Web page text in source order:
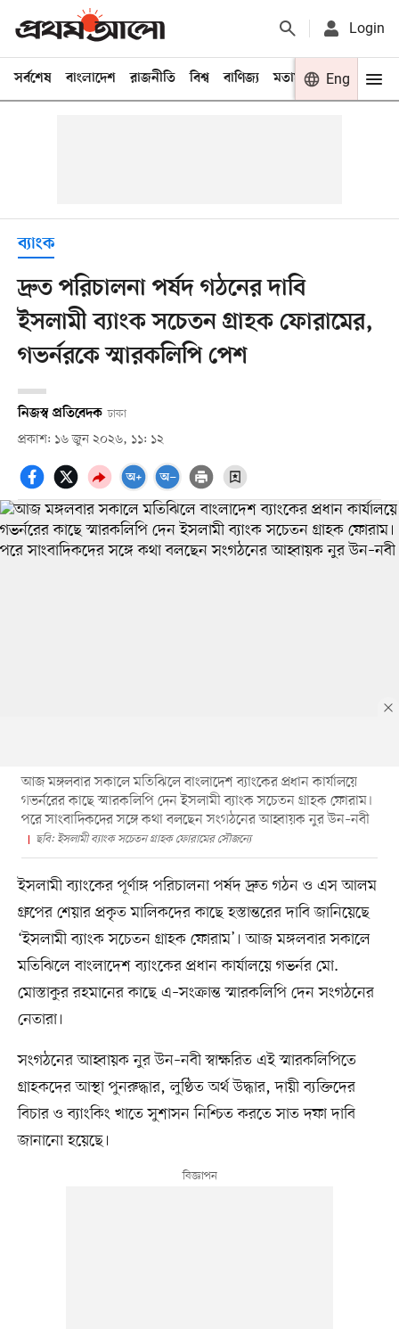
Login
সর্বশেষ বাংলাদেশ রাজনীতি বিশ্ব বাণিজ্য মতামত খেলা
Eng
ব্যাংক
দ্রুত পরিচালনা পর্ষদ গঠনের দাবি
ইসলামী ব্যাংক সচেতন গ্রাহক ফোরামের,
গভর্নরকে স্মারকলিপি পেশ
নিজস্ব প্রতিবেদক ঢাকা
প্রকাশ: ১৬ জুন ২০২৬, ১১: ১২
আজ মঙ্গলবার সকালে মতিঝিলে বাংলাদেশ ব্যাংকের প্রধান কার্যালয়ে
গভর্নরের কাছে স্মারকলিপি দেন ইসলামী ব্যাংক সচেতন গ্রাহক ফোরাম।
পরে সাংবাদিকদের সঙ্গে কথা বলছেন সংগঠনের আহ্বায়ক নুর উন–নবী
ছবি: ইসলামী ব্যাংক সচেতন গ্রাহক ফোরামের সৌজন্যে
ইসলামী ব্যাংকের পূর্ণাঙ্গ পরিচালনা পর্ষদ দ্রুত গঠন ও এস আলম
গ্রুপের শেয়ার প্রকৃত মালিকদের কাছে হস্তান্তরের দাবি জানিয়েছে
‘ইসলামী ব্যাংক সচেতন গ্রাহক ফোরাম’। আজ মঙ্গলবার সকালে
মতিঝিলে বাংলাদেশ ব্যাংকের প্রধান কার্যালয়ে গভর্নর মো.
মোস্তাকুর রহমানের কাছে এ–সংক্রান্ত স্মারকলিপি দেন সংগঠনের
নেতারা।
সংগঠনের আহ্বায়ক নুর উন–নবী স্বাক্ষরিত এই স্মারকলিপিতে
গ্রাহকদের আস্থা পুনরুদ্ধার, লুণ্ঠিত অর্থ উদ্ধার, দায়ী ব্যক্তিদের
বিচার ও ব্যাংকিং খাতে সুশাসন নিশ্চিত করতে সাত দফা দাবি
জানানো হয়েছে।